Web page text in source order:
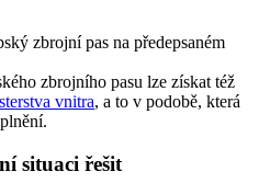
zbrojní pas na předepsaném
zbrojního pasu lze získat též
vnitra, a to v podobě, která
situaci řešit